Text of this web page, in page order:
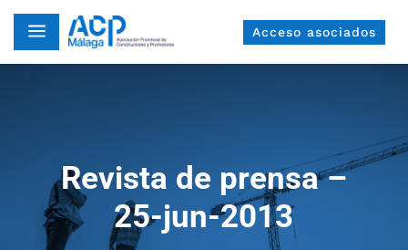
a Acceso asociados
Revista de prensa –
25-jun-2013